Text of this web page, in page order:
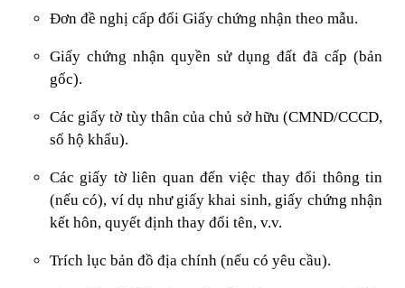
Đơn đề nghị cấp đổi Giấy chứng nhận theo mẫu.
Giấy chứng nhận quyền sử dụng đất đã cấp (bản
gốc).
Các giấy tờ tùy thân của chủ sở hữu (CMND/CCCD,
sổ hộ khẩu).
Các giấy tờ liên quan đến việc thay đổi thông tin
(nếu có), ví dụ như giấy khai sinh, giấy chứng nhận
kết hôn, quyết định thay đổi tên, v.v.
Trích lục bản đồ địa chính (nếu có yêu cầu).